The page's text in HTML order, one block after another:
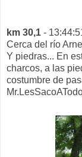
km 30,1 -
Cerca del río
Y piedras... En
charcos, a las
costumbre de